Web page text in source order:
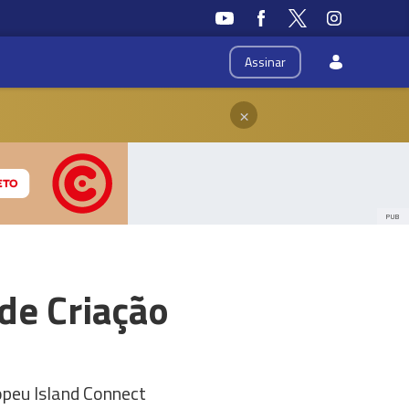
Assinar
×
PUB
Criação
Island Connect